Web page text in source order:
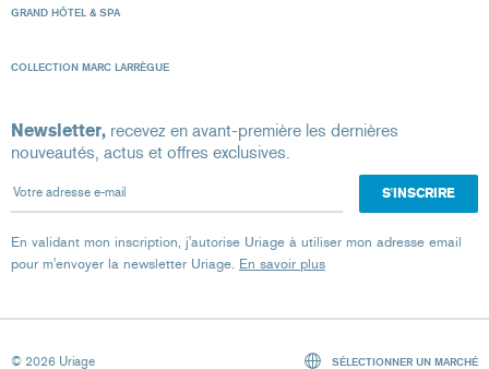
GRAND HÔTEL & SPA
COLLECTION MARC LARRÈGUE
Newsletter, recevez en avant-première les dernières
nouveautés, actus et offres exclusives.
Votre adresse e-mail
En validant mon inscription, j'autorise Uriage à utiliser mon adresse email
pour m'envoyer la newsletter Uriage. En savoir plus
© 2026 Uriage SÉLECTIONNER UN MARCHÉ